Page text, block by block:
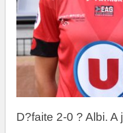
D?faite 2-0 ? Albi.